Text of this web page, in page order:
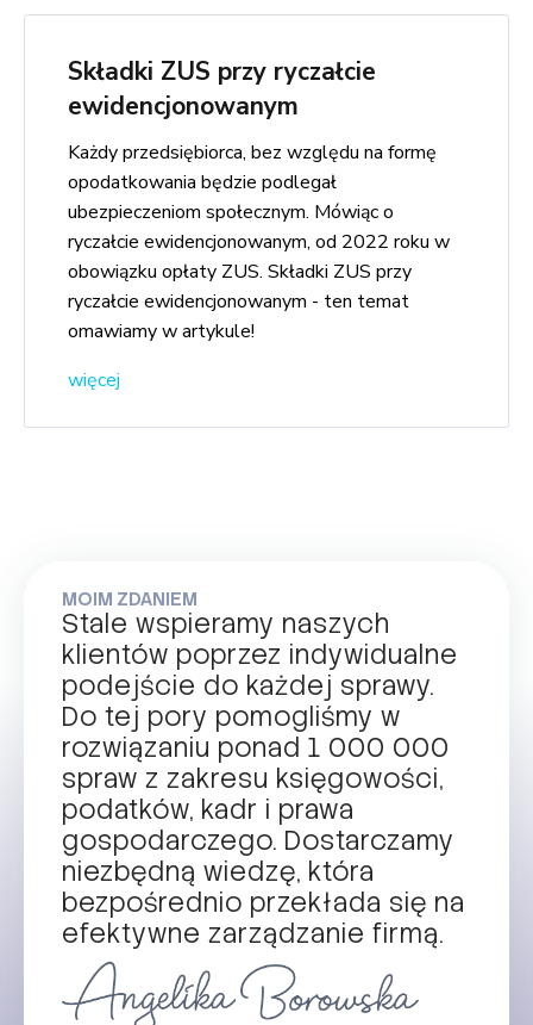
Składki ZUS przy ryczałcie
ewidencjonowanym
Każdy przedsiębiorca, bez względu na formę
opodatkowania będzie podlegał
ubezpieczeniom społecznym. Mówiąc o
ryczałcie ewidencjonowanym, od 2022 roku w
obowiązku opłaty ZUS. Składki ZUS przy
ryczałcie ewidencjonowanym - ten temat
omawiamy w artykule!
więcej
MOIM ZDANIEM
Stale wspieramy naszych
klientów poprzez indywidualne
podejście do każdej sprawy.
Do tej pory pomogliśmy w
rozwiązaniu ponad 1 000 000
spraw z zakresu księgowości,
podatków, kadr i prawa
gospodarczego. Dostarczamy
niezbędną wiedzę, która
bezpośrednio przekłada się na
efektywne zarządzanie firmą.